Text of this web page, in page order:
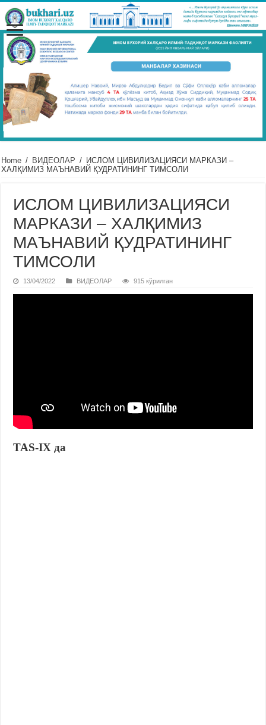
Home / ВИДЕОЛАР / ИСЛОМ ЦИВИЛИЗАЦИЯСИ МАРКАЗИ –
ХАЛҚИМИЗ МАЪНАВИЙ ҚУДРАТИНИНГ ТИМСОЛИ
ИСЛОМ ЦИВИЛИЗАЦИЯСИ
МАРКАЗИ – ХАЛҚИМИЗ
МАЪНАВИЙ ҚУДРАТИНИНГ
ТИМСОЛИ
13/04/2022 ВИДЕОЛАР 915 кўрилган
TAS-IX да